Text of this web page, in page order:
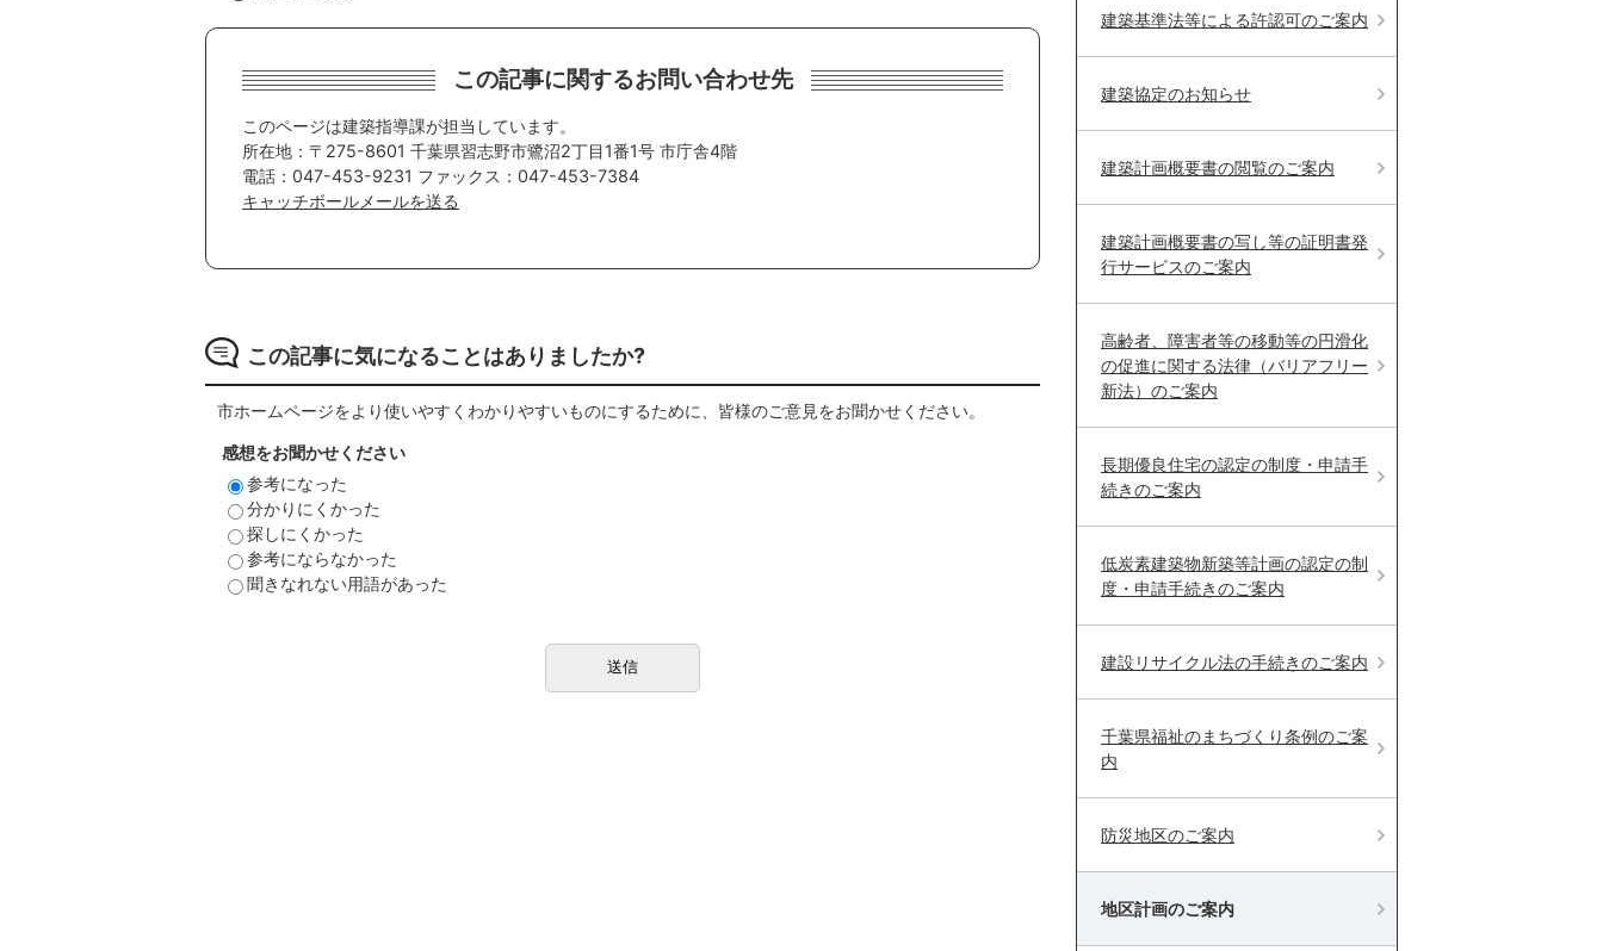
この記事に関するお問い合わせ先
このページは建築指導課が担当しています。
所在地：〒275-8601 千葉県習志野市鷺沼2丁目1番1号 市庁舎4階
電話：047-453-9231 ファックス：047-453-7384
キャッチボールメールを送る
この記事に気になることはありましたか?
市ホームページをより使いやすくわかりやすいものにするために、皆様のご意見をお聞かせください。
感想をお聞かせください
参考になった
分かりにくかった
探しにくかった
参考にならなかった
聞きなれない用語があった
建築基準法等による許認可のご案内
建築協定のお知らせ
建築計画概要書の閲覧のご案内
建築計画概要書の写し等の証明書発
行サービスのご案内
高齢者、障害者等の移動等の円滑化
の促進に関する法律（バリアフリー
新法）のご案内
長期優良住宅の認定の制度・申請手
続きのご案内
低炭素建築物新築等計画の認定の制
度・申請手続きのご案内
建設リサイクル法の手続きのご案内
千葉県福祉のまちづくり条例のご案
内
防災地区のご案内
地区計画のご案内